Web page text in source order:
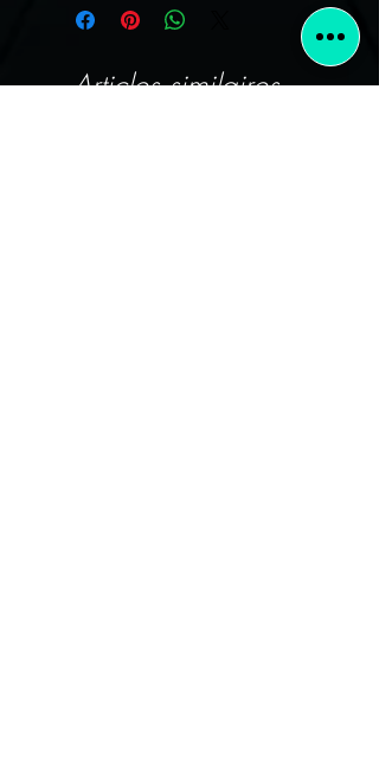
FRAIS DE PORT OFFERTS !
emballés avec soin
Articles similaires